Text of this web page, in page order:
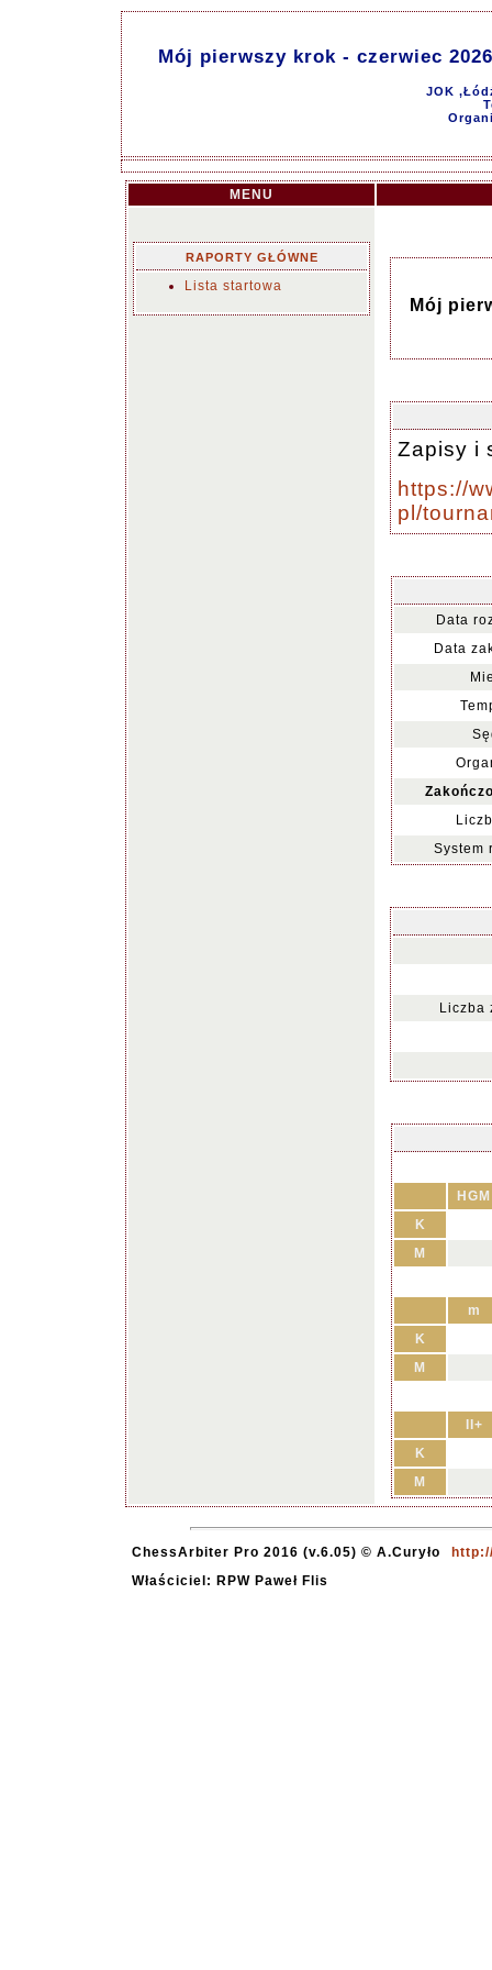
Mój pierwszy krok - czerwiec
JOK
MENU
RAPORTY GŁÓWNE
Lista startowa
Mój
Zapisy i
https://
pl/
Data
Data
System
Liczba
HGM
K
M
m
K
M
II+
K
M
ChessArbiter Pro 2016 (v.6.05) © A.Curyło
Właściciel: RPW Paweł Flis